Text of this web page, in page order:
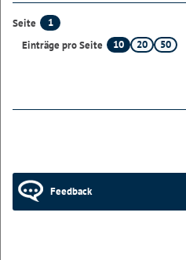
Seite
1
Einträge pro Seite
10 20 50
Feedback